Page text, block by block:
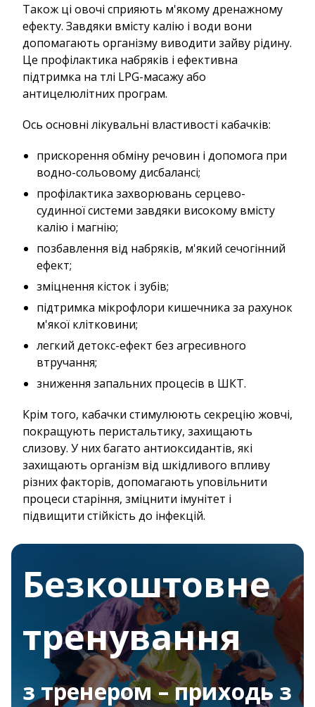
Також ці овочі сприяють м'якому дренажному
ефекту. Завдяки вмісту калію і води вони
допомагають організму виводити зайву рідину.
Це профілактика набряків і ефективна
підтримка на тлі LPG-масажу або
антицелюлітних програм.
Ось основні лікувальні властивості кабачків:
прискорення обміну речовин і допомога при
водно-сольовому дисбалансі;
профілактика захворювань серцево-
судинної системи завдяки високому вмісту
калію і магнію;
позбавлення від набряків, м'який сечогінний
ефект;
зміцнення кісток і зубів;
підтримка мікрофлори кишечника за рахунок
м'якої клітковини;
легкий детокс-ефект без агресивного
втручання;
зниження запальних процесів в ШКТ.
Крім того, кабачки стимулюють секрецію жовчі,
покращують перистальтику, захищають
слизову. У них багато антиоксидантів, які
захищають організм від шкідливого впливу
різних факторів, допомагають уповільнити
процеси старіння, зміцнити імунітет і
підвищити стійкість до інфекцій.
Безкоштовне
тренування
з тренером – приходь з